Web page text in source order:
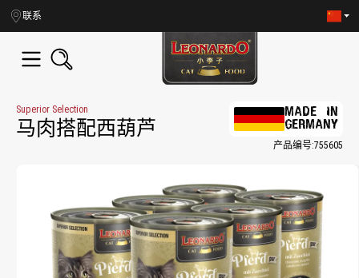
content
联系
Superior Selection
马肉搭配西葫芦
MADE IN
GERMANY
产品编号:755605